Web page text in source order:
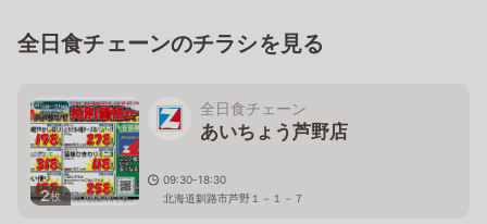
全日食チェーンのチラシを見る
2枚
全日食チェーン
あいちょう芦野店
09:30-18:30
北海道釧路市芦野１－１－７